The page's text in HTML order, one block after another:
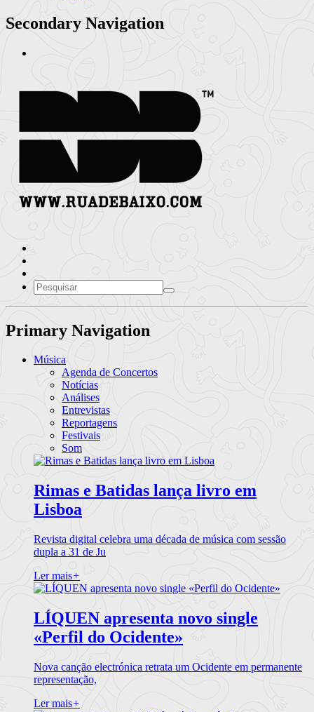
Secondary Navigation
Primary Navigation
Música
Agenda de Concertos
Notícias
Análises
Entrevistas
Reportagens
Festivais
Som
Rimas e Batidas lança livro em
Lisboa
Revista digital celebra uma década de música com sessão
dupla a 31 de Ju
Ler mais+
LÍQUEN apresenta novo single
«Perfil do Ocidente»
Nova canção electrónica retrata um Ocidente em permanente
representação,
Ler mais+